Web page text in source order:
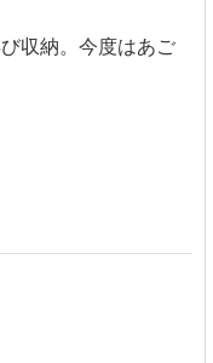
収納。今度はあご